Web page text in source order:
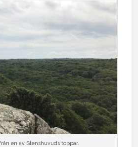
en av Stenshuvuds toppar.